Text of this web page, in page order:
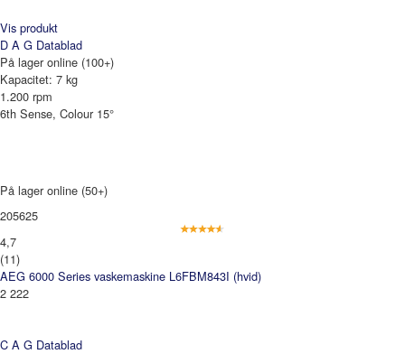
Vis produkt
D A G Datablad
På lager online (100+)
Kapacitet: 7 kg
1.200 rpm
6th Sense, Colour 15°
På lager online (50+)
205625
4,7
(11)
AEG 6000 Series vaskemaskine L6FBM843I (hvid)
2 222
C A G Datablad